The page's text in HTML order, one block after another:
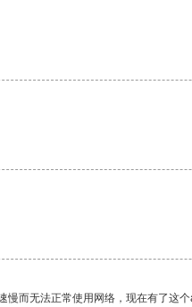
而无法正常使用网络，现在有了这个